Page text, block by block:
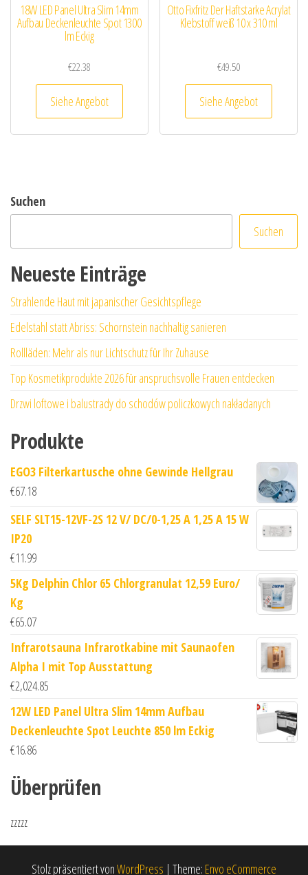
18W LED Panel Ultra Slim 14mm
Aufbau Deckenleuchte Spot 1300
lm Eckig
€22.38
Siehe Angebot
Otto Fixfritz Der Haftstarke Acrylat
Klebstoff weiß 10 x 310 ml
€49.50
Siehe Angebot
Suchen
Suchen
Neueste Einträge
Strahlende Haut mit japanischer Gesichtspflege
Edelstahl statt Abriss: Schornstein nachhaltig sanieren
Rollläden: Mehr als nur Lichtschutz für Ihr Zuhause
Top Kosmetikprodukte 2026 für anspruchsvolle Frauen entdecken
Drzwi loftowe i balustrady do schodów policzkowych nakładanych
Produkte
EGO3 Filterkartusche ohne Gewinde Hellgrau
€67.18
SELF SLT15-12VF-2S 12 V/ DC/0-1,25 A 1,25 A 15 W
IP20
€11.99
5Kg Delphin Chlor 65 Chlorgranulat 12,59 Euro/
Kg
€65.07
Infrarotsauna Infrarotkabine mit Saunaofen
Alpha I mit Top Ausstattung
€2,024.85
12W LED Panel Ultra Slim 14mm Aufbau
Deckenleuchte Spot Leuchte 850 lm Eckig
€16.86
Überprüfen
zzzzz
Stolz präsentiert vonWordPress | Theme: Envo eCommerce